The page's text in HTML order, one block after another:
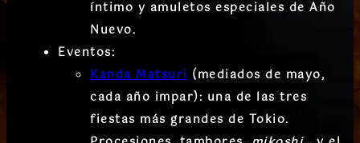
íntimo y amuletos especiales de Año
Nuevo.
Eventos:
Kanda Matsuri(mediados de mayo,
cada año impar): una de las tres
fiestas más grandes de Tokio.